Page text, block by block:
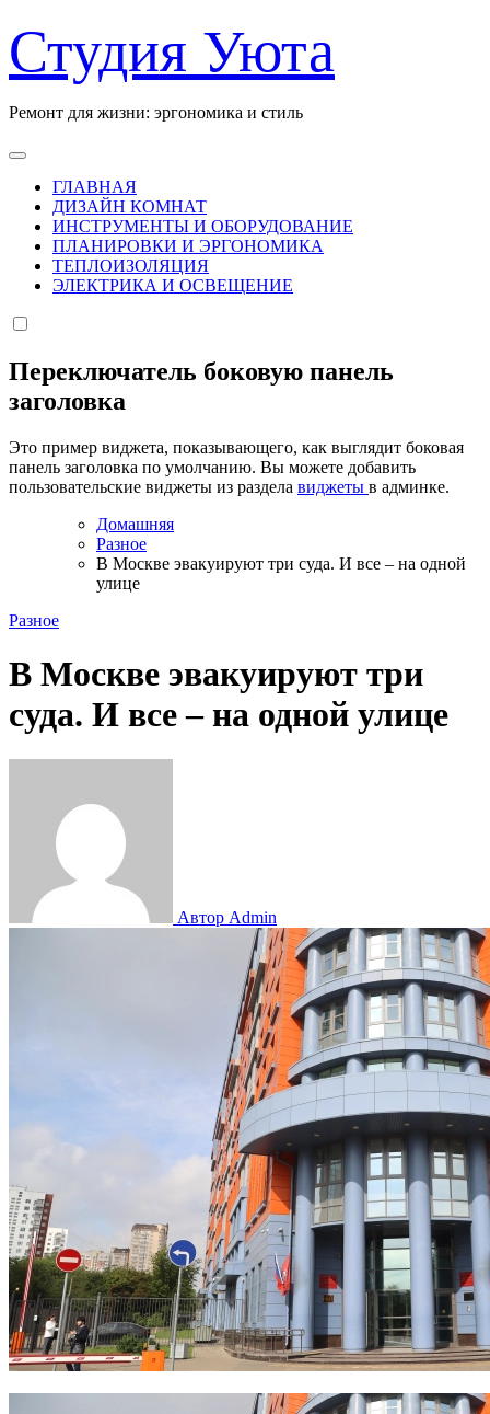
к
содержанию
Студия Уюта
Ремонт для жизни: эргономика и стиль
ГЛАВНАЯ
ДИЗАЙН КОМНАТ
ИНСТРУМЕНТЫ И ОБОРУДОВАНИЕ
ПЛАНИРОВКИ И ЭРГОНОМИКА
ТЕПЛОИЗОЛЯЦИЯ
ЭЛЕКТРИКА И ОСВЕЩЕНИЕ
Переключатель боковую панель
заголовка
Это пример виджета, показывающего, как выглядит боковая
панель заголовка по умолчанию. Вы можете добавить
пользовательские виджеты из раздела виджеты в админке.
Домашняя
Разное
В Москве эвакуируют три суда. И все – на одной
улице
Разное
В Москве эвакуируют три
суда. И все – на одной улице
Автор Admin